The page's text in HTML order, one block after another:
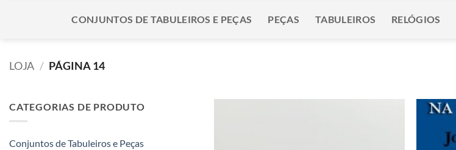
CONJUNTOS DE TABULEIROS E PEÇAS PEÇAS TABULEIROS RELÓGIOS
LOJA / PÁGINA 14
CATEGORIAS DE PRODUTO
Conjuntos de Tabuleiros e Peças